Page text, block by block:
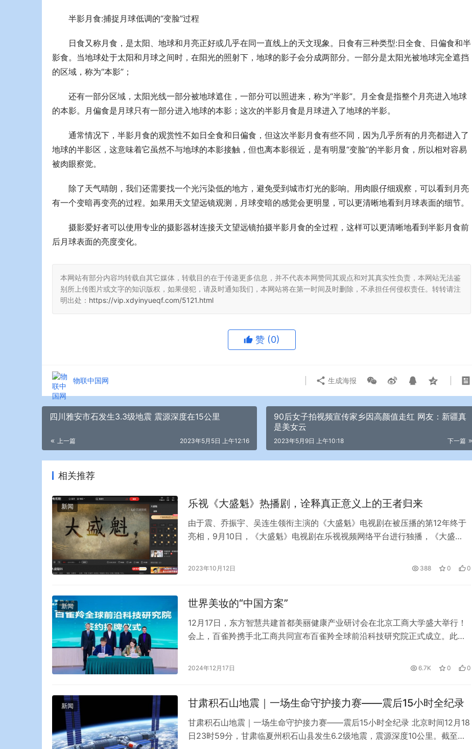
半影月食:捕捉月球低调的“变脸”过程
日食又称月食，是太阳、地球和月亮正好或几乎在同一直线上的天文现象。日食有三种类型:日全食、日偏食和半
影食。当地球处于太阳和月球之间时，在阳光的照射下，地球的影子会分成两部分。一部分是太阳光被地球完全遮挡
的区域，称为“本影”；
还有一部分区域，太阳光线一部分被地球遮住，一部分可以照进来，称为“半影”。月全食是指整个月亮进入地球
的本影。月偏食是月球只有一部分进入地球的本影；这次的半影月食是月球进入了地球的半影。
通常情况下，半影月食的观赏性不如日全食和日偏食，但这次半影月食有些不同，因为几乎所有的月亮都进入了
地球的半影区，这意味着它虽然不与地球的本影接触，但也离本影很近，是有明显“变脸”的半影月食，所以相对容易
被肉眼察觉。
除了天气晴朗，我们还需要找一个光污染低的地方，避免受到城市灯光的影响。用肉眼仔细观察，可以看到月亮
有一个变暗再变亮的过程。如果用天文望远镜观测，月球变暗的感觉会更明显，可以更清晰地看到月球表面的细节。
摄影爱好者可以使用专业的摄影器材连接天文望远镜拍摄半影月食的全过程，这样可以更清晰地看到半影月食前
后月球表面的亮度变化。
本网站有部分内容均转载自其它媒体，转载目的在于传递更多信息，并不代表本网赞同其观点和对其真实性负责，本网站无法鉴
别所上传图片或文字的知识版权，如果侵犯，请及时通知我们，本网站将在第一时间及时删除，不承担任何侵权责任。转转请注
明出处： https://vip.xdyinyueqf.com/5121.html
赞 (0)
物联中国网 生成海报
四川雅安市石发生3.3级地震 震源深度在15公里
上一篇 2023年5月5日 上午12:16
90后女子拍视频宣传家乡因高颜值走红 网友：新疆真
是美女云
下一篇
2023年5月9日 上午10:18
相关推荐
新闻 乐视《大盛魁》热播剧，诠释真正意义上的王者归来
由于震、乔振宇、吴连生领衔主演的《大盛魁》电视剧在被压播的第12年终于
亮相，9月10日，《大盛魁》电视剧在乐视视频网络平台进行独播，《大盛
视视频网络平台的最热播之一，《大盛魁》仅仅播出几天，就抢占了《甄嬛
2023年10月12日 388 0 0
新闻 世界美妆的“中国方案”
12月17日，东方智慧共建首都美丽健康产业研讨会在北京工商大学盛大举行！
会上，百雀羚携手北工商共同宣布百雀羚全球前沿科技研究院正式成立。此举
更凸显了其在科研领域坚守的长期主义理念，为百年品牌的可持续发展注入了
2024年12月17日 6.7K 0 0
新闻 甘肃积石山地震｜一场生命守护接力赛——震后15小时全纪录
甘肃积石山地震｜一场生命守护接力赛——震后15小时全纪录 北京时间12月18
日23时59分，甘肃临夏州积石山县发生6.2级地震，震源深度10公里。截至目